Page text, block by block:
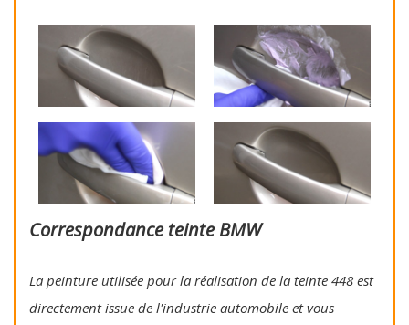
Correspondance teinte BMW
La peinture utilisée pour la réalisation de la teinte 448 est
directement issue de l'industrie automobile et vous